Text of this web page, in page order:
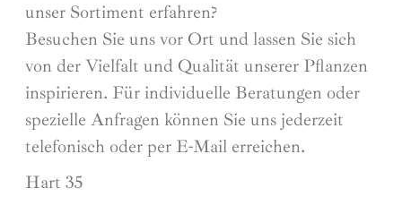
unser Sortiment erfahren?
Besuchen Sie uns vor Ort und lassen Sie sich
von der Vielfalt und Qualität unserer Pflanzen
inspirieren. Für individuelle Beratungen oder
spezielle Anfragen können Sie uns jederzeit
telefonisch oder per E-Mail erreichen.
Hart 35